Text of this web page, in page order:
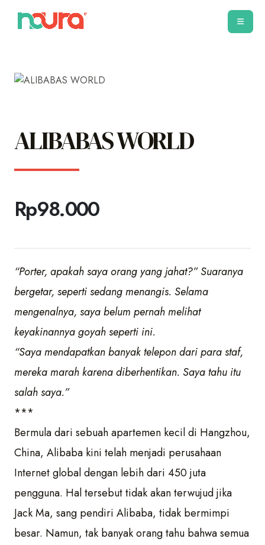
ALIBABAS WORLD
Rp98.000
“Porter, apakah saya orang yang jahat?” Suaranya
bergetar, seperti sedang menangis. Selama
mengenalnya, saya belum pernah melihat
keyakinannya goyah seperti ini.
“Saya mendapatkan banyak telepon dari para staf,
mereka marah karena diberhentikan. Saya tahu itu
salah saya.”
***
Bermula dari sebuah apartemen kecil di Hangzhou,
China, Alibaba kini telah menjadi perusahaan
Internet global dengan lebih dari 450 juta
pengguna. Hal tersebut tidak akan terwujud jika
Jack Ma, sang pendiri Alibaba, tidak bermimpi
besar. Namun, tak banyak orang tahu bahwa semua